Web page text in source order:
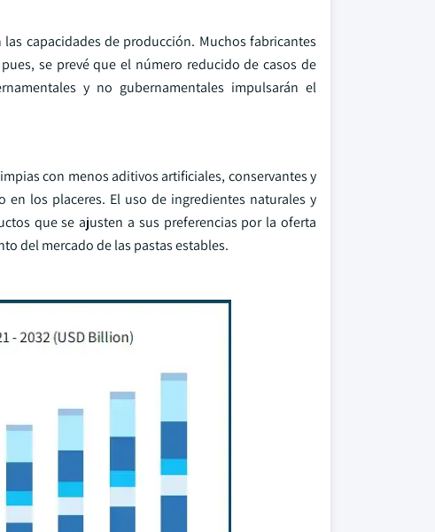
capacidades de producción. Muchos fabricantes
se prevé que el número reducido de casos de
y no gubernamentales impulsarán el
con menos aditivos artificiales, conservantes y
los placeres. El uso de ingredientes naturales y
que se ajusten a sus preferencias por la oferta
del mercado de las pastas estables.